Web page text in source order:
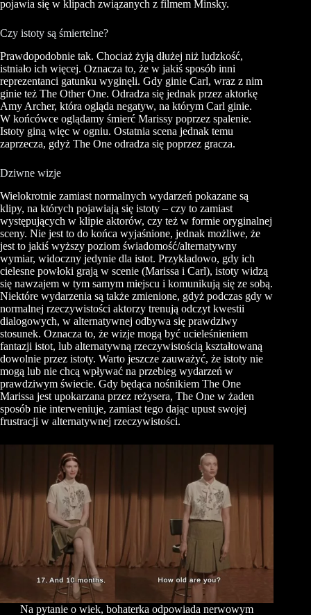
pojawia się w klipach związanych z filmem Minsky.
Czy istoty są śmiertelne?
Prawdopodobnie tak. Chociaż żyją dłużej niż ludzkość,
istniało ich więcej. Oznacza to, że w jakiś sposób inni
reprezentanci gatunku wyginęli. Gdy ginie Carl, wraz z nim
ginie też The Other One. Odradza się jednak przez aktorkę
Amy Archer, która ogląda negatyw, na którym Carl ginie.
W końcówce oglądamy śmierć Marissy poprzez spalenie.
Istoty giną więc w ogniu. Ostatnia scena jednak temu
zaprzecza, gdyż The One odradza się poprzez gracza.
Dziwne wizje
Wielokrotnie zamiast normalnych wydarzeń pokazane są
klipy, na których pojawiają się istoty – czy to zamiast
występujących w klipie aktorów, czy też w formie oryginalnej
sceny. Nie jest to do końca wyjaśnione, jednak możliwe, że
jest to jakiś wyższy poziom świadomość/alternatywny
wymiar, widoczny jedynie dla istot. Przykładowo, gdy ich
cielesne powłoki grają w scenie (Marissa i Carl), istoty widzą
się nawzajem w tym samym miejscu i komunikują się ze sobą.
Niektóre wydarzenia są także zmienione, gdyż podczas gdy w
normalnej rzeczywistości aktorzy trenują odczyt kwestii
dialogowych, w alternatywnej odbywa się prawdziwy
stosunek. Oznacza to, że wizje mogą być ucieleśnieniem
fantazji istot, lub alternatywną rzeczywistością kształtowaną
dowolnie przez istoty. Warto jeszcze zauważyć, że istoty nie
mogą lub nie chcą wpływać na przebieg wydarzeń w
prawdziwym świecie. Gdy będąca nośnikiem The One
Marissa jest upokarzana przez reżysera, The One w żaden
sposób nie interweniuje, zamiast tego dając upust swojej
frustracji w alternatywnej rzeczywistości.
Na pytanie o wiek, bohaterka odpowiada nerwowym